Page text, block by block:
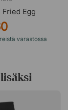
Egg
varastossa